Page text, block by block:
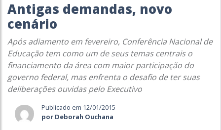
Antigas demandas, novo
cenário
Após adiamento em fevereiro, Conferência Nacional de
Educação tem como um de seus temas centrais o
financiamento da área com maior participação do
governo federal, mas enfrenta o desafio de ter suas
deliberações ouvidas pelo Executivo
Publicado em 12/01/2015
por Deborah Ouchana